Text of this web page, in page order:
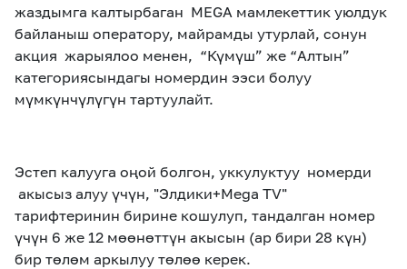
жаздымга калтырбаган MEGA мамлекеттик уюлдук
байланыш оператору, майрамды утурлай, сонун
акция жарыялоо менен, “Күмүш” же “Алтын”
категориясындагы номердин ээси болуу
мүмкүнчүлүгүн тартуулайт.
Эстеп калууга оңой болгон, уккулуктуу номерди
акысыз алуу үчүн, "Элдики+Mega TV"
тарифтеринин бирине кошулуп, тандалган номер
үчүн 6 же 12 мөөнөттүн акысын (ар бири 28 күн)
бир төлөм аркылуу төлөө керек.